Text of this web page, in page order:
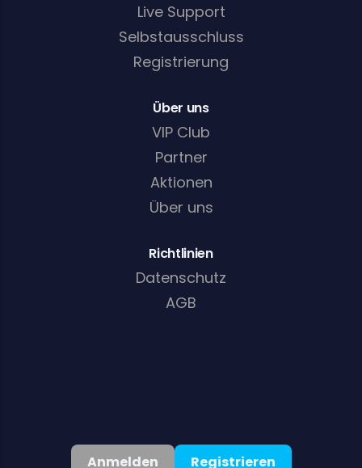
Live Support
Selbstausschluss
Registrierung
Über uns
VIP Club
Partner
Aktionen
Über uns
Richtlinien
Datenschutz
AGB
Anmelden Registrieren